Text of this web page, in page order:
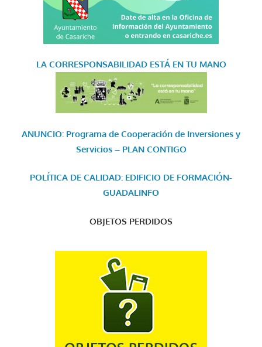
LA CORRESPONSABILIDAD ESTÁ EN TU MANO
ANUNCIO: Programa de Cooperación de Inversiones y
Servicios – PLAN CONTIGO
POLÍTICA DE CALIDAD: EDIFICIO DE FORMACIÓN-
GUADALINFO
OBJETOS PERDIDOS